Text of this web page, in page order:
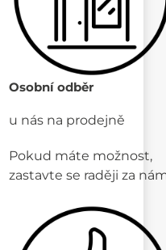
Osobní odběr
u nás na prodejně
Pokud máte možnost,
zastavte se raději za